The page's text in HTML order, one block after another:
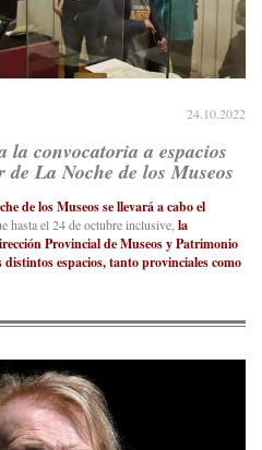
24.10.2022
convocatoria a espacios
La Noche de los Museos
de los Museos se llevará a cabo el
hasta el 24 de octubre inclusive,la
Provincial de Museos y Patrimonio
espacios, tanto provinciales como